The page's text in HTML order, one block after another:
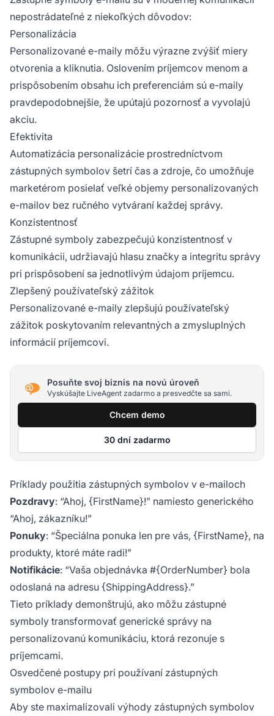
nepostrádateľné z niekoľkých dôvodov:
Personalizácia
Personalizované e-maily môžu výrazne zvýšiť miery
otvorenia a kliknutia. Oslovením príjemcov menom a
prispôsobením obsahu ich preferenciám sú e-maily
pravdepodobnejšie, že upútajú pozornosť a vyvolajú
akciu.
Efektivita
Automatizácia personalizácie prostredníctvom
zástupných symbolov šetrí čas a zdroje, čo umožňuje
marketérom posielať veľké objemy personalizovaných
e-mailov bez ručného vytváraní každej správy.
Konzistentnosť
Zástupné symboly zabezpečujú konzistentnosť v
komunikácii, udržiavajú hlasu značky a integritu správy
pri prispôsobení sa jednotlivým údajom príjemcu.
Zlepšený používateľský zážitok
Personalizované e-maily zlepšujú používateľský
zážitok poskytovaním relevantných a zmysluplných
informácií príjemcovi.
Posuňte svoj biznis na novú úroveň
Vyskúšajte LiveAgent zadarmo a presvedčte sa sami.
Chcem demo
30 dní zadarmo
Príklady použitia zástupných symbolov v e-mailoch
Pozdravy: “Ahoj, {FirstName}!” namiesto generického
“Ahoj, zákazníku!”
Ponuky: “Špeciálna ponuka len pre vás, {FirstName}, na
produkty, ktoré máte radi!”
Notifikácie: “Vaša objednávka #{OrderNumber} bola
odoslaná na adresu {ShippingAddress}.”
Tieto príklady demonštrujú, ako môžu zástupné
symboly transformovať generické správy na
personalizovanú komunikáciu, ktorá rezonuje s
príjemcami.
Osvedčené postupy pri používaní zástupných
symbolov e-mailu
Aby ste maximalizovali výhody zástupných symbolov